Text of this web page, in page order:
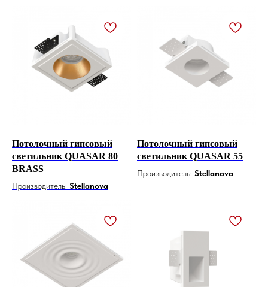
Потолочный гипсовый
светильник QUASAR 80
BRASS
Производитель: Stellanova
Потолочный гипсовый
светильник QUASAR 55
Производитель: Stellanova